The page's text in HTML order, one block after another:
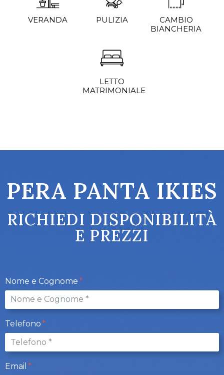
VERANDA PULIZIA
CAMBIO
BIANCHERIA
LETTO
MATRIMONIALE
PERA PANTA IKIES
RICHIEDI DISPONIBILITÀ
E PREZZI
Nome e Cognome
Telefono
Email